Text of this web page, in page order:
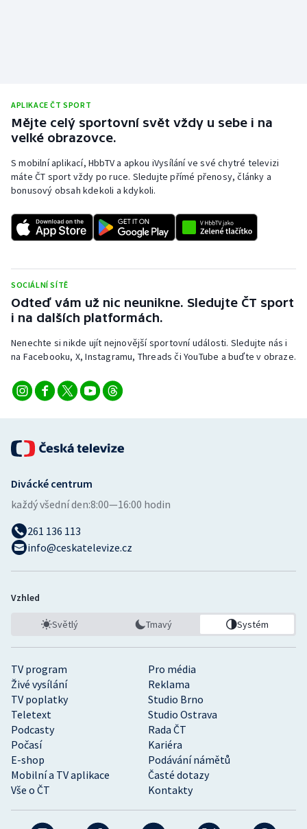
Rychlostní kanoistika
Short track
Sportovní střelba
Stolní tenis
Veslování
Vodní slalom
Volejbal
Ostatní
APLIKACE ČT SPORT
Mějte celý sportovní svět vždy u sebe i na
velké obrazovce.
S mobilní aplikací, HbbTV a apkou iVysílání ve své chytré televizi
máte ČT sport vždy po ruce. Sledujte přímé přenosy, články a
bonusový obsah kdekoli a kdykoli.
SOCIÁLNÍ SÍTĚ
Odteď vám už nic neunikne. Sledujte ČT sport
i na dalších platformách.
Nenechte si nikde ujít nejnovější sportovní události. Sledujte nás i
na Facebooku, X, Instagramu, Threads či YouTube a buďte v obraze.
TV program
Pro média
Živé vysílání
Reklama
TV poplatky
Studio Brno
Teletext
Studio Ostrava
Podcasty
Rada ČT
Počasí
Kariéra
E-shop
Podávání námětů
Mobilní a TV aplikace
Časté dotazy
Vše o ČT
Kontakty
Divácké centrum
každý všední den:8:00—16:00 hodin
261 136 113
info@ceskatelevize.cz
Vzhled
Světlý Tmavý Systém